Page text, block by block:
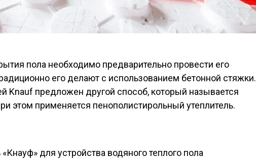
пола необходимо предварительно провести его
его делают с использованием бетонной стяжки.
Knauf предложен другой способ, который называется
этом применяется пенополистирольный утеплитель.
«Кнауф» для устройства водяного теплого пола